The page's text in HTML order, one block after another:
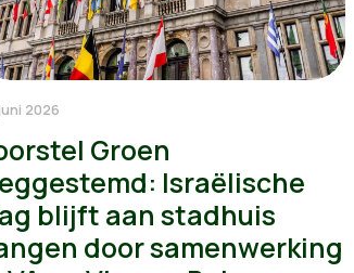
2026
Groen
Israëlische
blijft aan stadhuis
door samenwerking